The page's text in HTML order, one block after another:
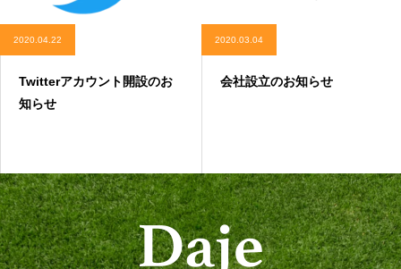
2020.04.22
Twitterアカウント開設のお
知らせ
2020.03.04
会社設立のお知らせ